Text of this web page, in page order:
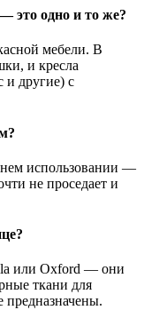
это одно и то же?
мебели. В
и кресла
и другие) с
использовании —
не проседает и
или Oxford — они
ткани для
предназначены.